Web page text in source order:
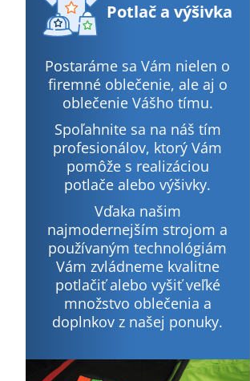
Potlača výšivka
Postaráme sa Vám nielen o
firemné oblečenie, ale aj o
oblečenie Vášho tímu.
Spoľahnite sa na náš tím
profesionálov, ktorý Vám
pomôže s realizáciou
potlače alebo výšivky.
Vďaka našim
najmodernejším strojom a
používaným technológiám
Vám zvládneme kvalitne
potlačiť alebo vyšiť veľké
množstvo oblečenia a
doplnkov z našej ponuky.